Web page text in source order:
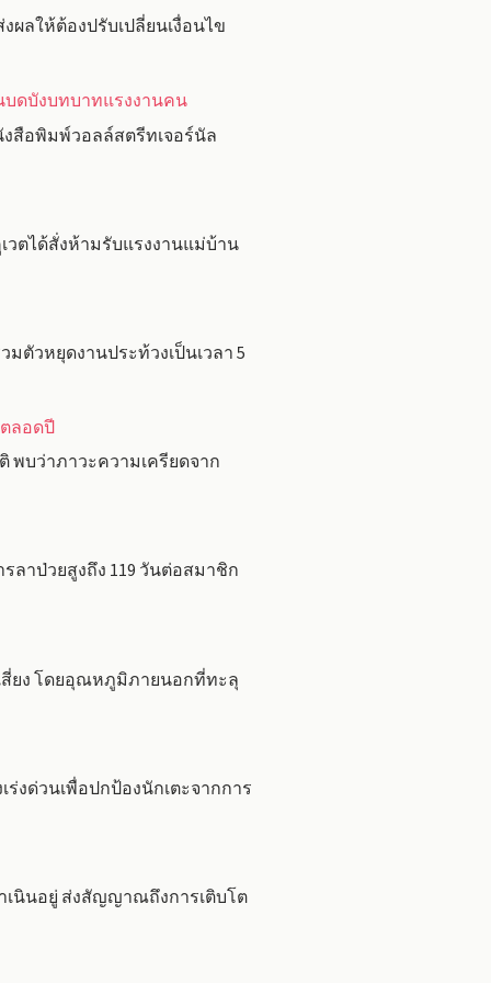
ลให้ต้องปรับเปลี่ยนเงื่อนไข
ดบังบทบาทแรงงานคน
สือพิมพ์วอลล์สตรีทเจอร์นัล
วตได้สั่งห้ามรับแรงงานแม่บ้าน
ตัวหยุดงานประท้วงเป็นเวลา 5
ลอดปี
พบว่าภาวะความเครียดจาก
ลาป่วยสูงถึง 119 วันต่อสมาชิก
ยง โดยอุณหภูมิภายนอกที่ทะลุ
งด่วนเพื่อปกป้องนักเตะจากการ
เนินอยู่ ส่งสัญญาณถึงการเติบโต